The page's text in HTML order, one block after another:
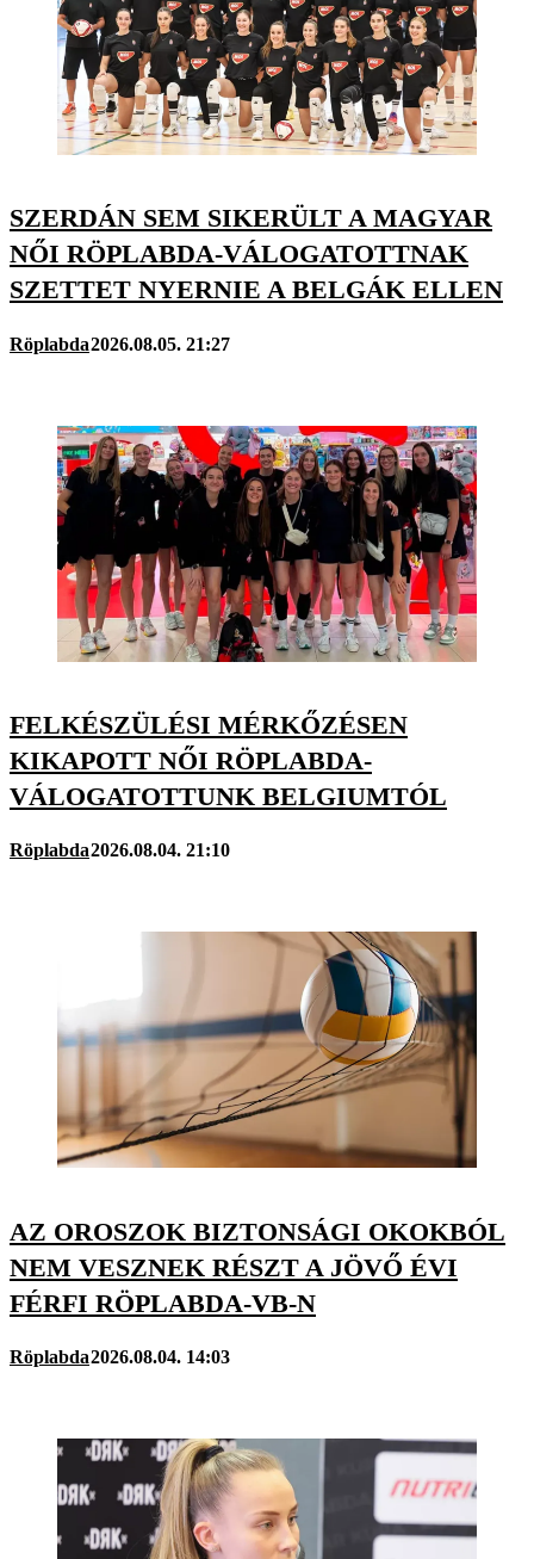
SZERDÁN SEM SIKERÜLT A MAGYAR
NŐI RÖPLABDA-VÁLOGATOTTNAK
SZETTET NYERNIE A BELGÁK ELLEN
Röplabda2026.08.05. 21:27
FELKÉSZÜLÉSI MÉRKŐZÉSEN
KIKAPOTT NŐI RÖPLABDA-
VÁLOGATOTTUNK BELGIUMTÓL
Röplabda2026.08.04. 21:10
AZ OROSZOK BIZTONSÁGI OKOKBÓL
NEM VESZNEK RÉSZT A JÖVŐ ÉVI
FÉRFI RÖPLABDA-VB-N
Röplabda2026.08.04. 14:03